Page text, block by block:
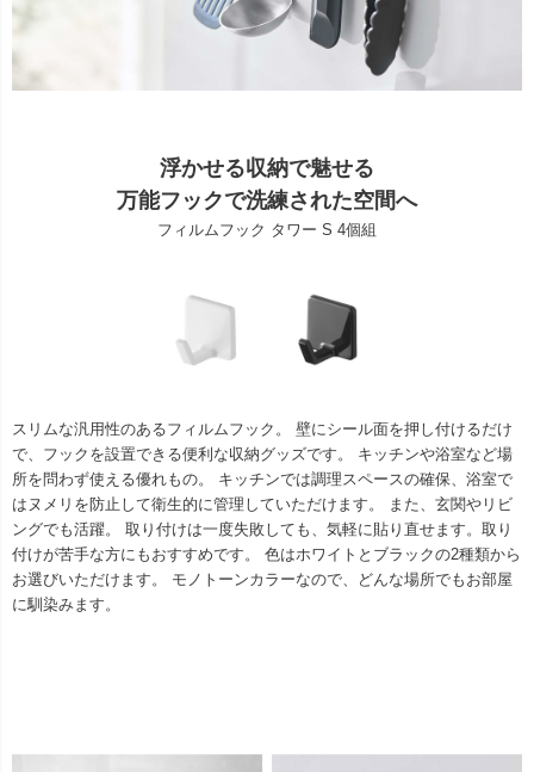
浮かせる収納で魅せる
万能フックで洗練された空間へ
フィルムフック タワー S 4個組
スリムな汎用性のあるフィルムフック。 壁にシール面を押し付けるだけ
で、フックを設置できる便利な収納グッズです。 キッチンや浴室など場
所を問わず使える優れもの。 キッチンでは調理スペースの確保、浴室で
はヌメリを防止して衛生的に管理していただけます。 また、玄関やリビ
ングでも活躍。 取り付けは一度失敗しても、気軽に貼り直せます。取り
付けが苦手な方にもおすすめです。 色はホワイトとブラックの2種類から
お選びいただけます。 モノトーンカラーなので、どんな場所でもお部屋
に馴染みます。